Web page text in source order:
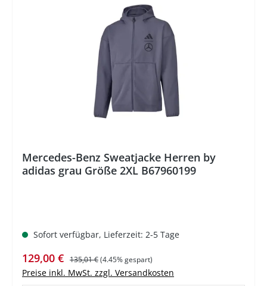
Mercedes-Benz Sweatjacke Herren by
adidas grau Größe 2XL B67960199
Sofort verfügbar, Lieferzeit: 2-5 Tage
Verkaufspreis:
129,00 € Regulärer Preis:
135,01 €(4.45% gespart)
Preise inkl. MwSt. zzgl. Versandkosten